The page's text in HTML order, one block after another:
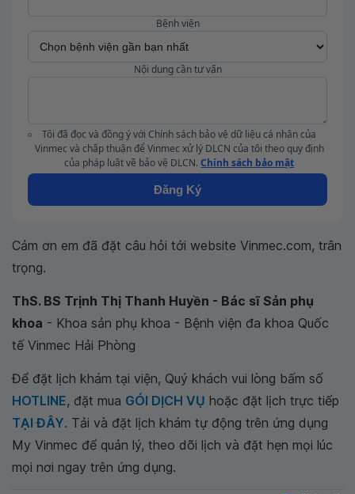
Bệnh viện
Nội dung cần tư vấn
Tôi đã đọc và đồng ý với Chính sách bảo vệ dữ liệu cá nhân của
Vinmec và chấp thuận để Vinmec xử lý DLCN của tôi theo quy định
của pháp luật về bảo vệ DLCN.Chính sách bảo mật
Đăng Ký
Cảm ơn em đã đặt câu hỏi tới website Vinmec.com, trân
trọng.
ThS. BS Trịnh Thị Thanh Huyền - Bác sĩ Sản phụ
khoa - Khoa sản phụ khoa - Bệnh viện đa khoa Quốc
tế Vinmec Hải Phòng
Để đặt lịch khám tại viện, Quý khách vui lòng bấm số
HOTLINE, đặt mua GÓI DỊCH VỤ hoặc đặt lịch trực tiếp
TẠI ĐÂY. Tải và đặt lịch khám tự động trên ứng dụng
My Vinmec để quản lý, theo dõi lịch và đặt hẹn mọi lúc
mọi nơi ngay trên ứng dụng.